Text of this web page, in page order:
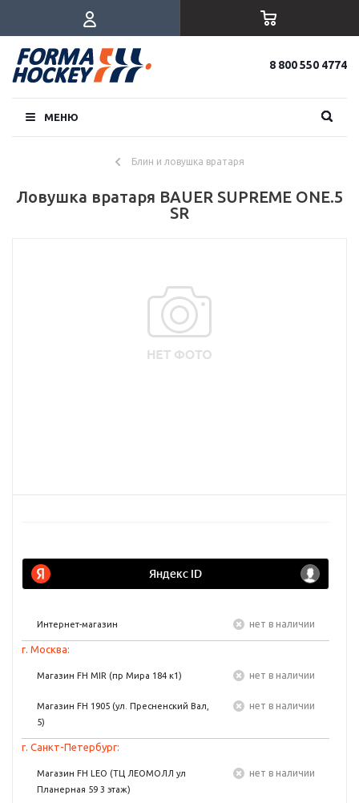
8 800 550 4774
МЕНЮ
Блин и ловушка вратаря
Ловушка вратаря BAUER SUPREME ONE.5
SR
Интернет-магазин Нет в наличии
г. Москва:
Магазин FH MIR (пр Мира 184 к1) Нет в наличии
Магазин FH 1905 (ул. Пресненский Вал,
5)
Нет в наличии
г. Санкт-Петербург:
Магазин FH LEO (ТЦ ЛЕОМОЛЛ ул
Планерная 59 3 этаж)
Нет в наличии